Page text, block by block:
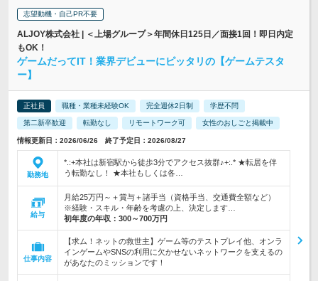
志望動機・自己PR不要
ALJOY株式会社 | ＜上場グループ＞年間休日125日／面接1回！即日内定
もOK！
ゲームだってIT！業界デビューにピッタリの【ゲームテスタ
ー】
正社員 職種・業種未経験OK 完全週休2日制 学歴不問
第二新卒歓迎 転勤なし リモートワーク可 女性のおしごと掲載中
情報更新日：2026/06/26 終了予定日：2026/08/27
勤務地
*.:+本社は新宿駅から徒歩3分でアクセス抜群♪+:.* ★転居を伴
う転勤なし！ ★本社もしくは各…
給与
月給25万円～＋賞与＋諸手当（資格手当、交通費全額など）
※経験・スキル・年齢を考慮の上、決定します…
初年度の年収： 300～700万円
仕事内容
【求ム！ネットの救世主】ゲーム等のテストプレイ他、オンラ
インゲームやSNSの利用に欠かせないネットワークを支えるの
があなたのミッションです！